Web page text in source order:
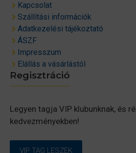
Kapcsolat
Szállítási információk
Adatkezelési tájékoztató
ÁSZF
Impresszum
Elállás a vásárlástól
Regisztráció
Legyen tagja VIP klubunknak, és
kedvezményekben!
VIP TAG LESZEK